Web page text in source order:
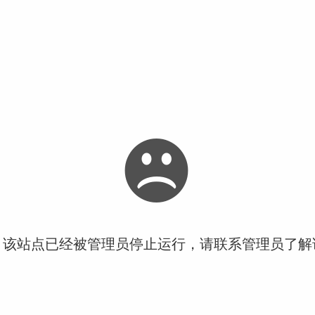
站点已经被管理员停止运行，请联系管理员了